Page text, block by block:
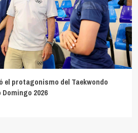
el protagonismo del Taekwondo
2026